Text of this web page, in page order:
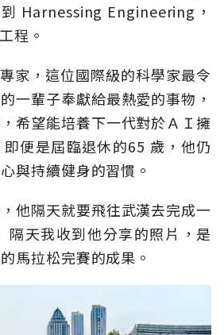
Harnessing Engineering ，
程。
專家，這位國際級的科學家最令
一輩子奉獻給最熱愛的事物，
希望能培養下一代對於ＡＩ擁
便是屆臨退休的65 歲，他仍
與持續健身的習慣。
他隔天就要飛往武漢去完成一
隔天我收到他分享的照片，是
馬拉松完賽的成果。